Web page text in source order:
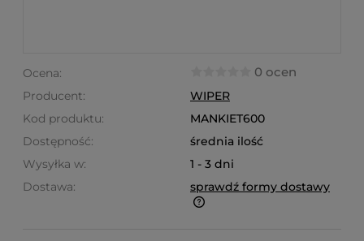
Ocena: 0 ocen
Producent:
WIPER
Kod produktu:
MANKIET600
Dostępność:
średnia ilość
Wysyłka w:
1 - 3 dni
Dostawa:
sprawdź formy dostawy